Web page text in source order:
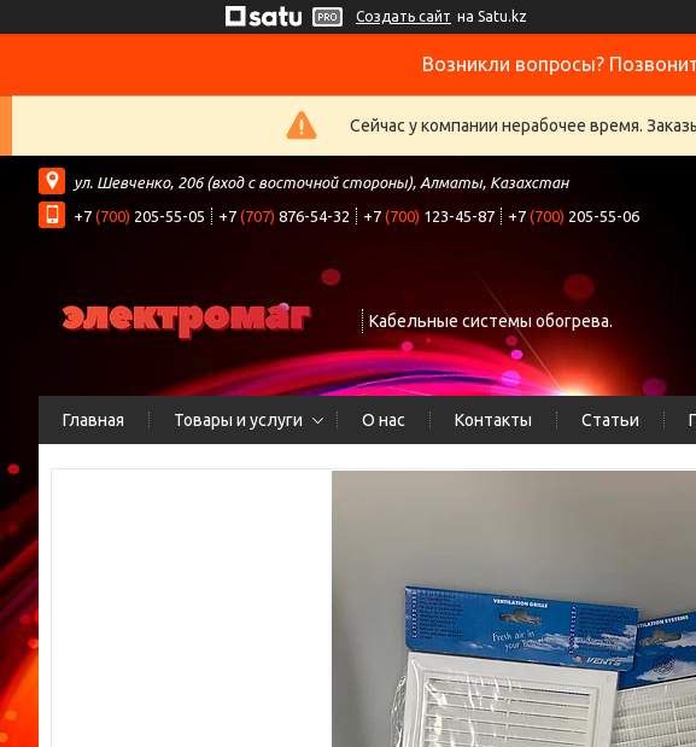
Создать сайт на Satu.kz
Возникли вопросы?
Сейчас у компании нерабочее время.
ул. Шевченко, 206 (вход с восточной стороны), Алматы, Казахстан
+7 (700) 205-55-05 +7 (707) 876-54-32 +7 (700) 123-45-87 +7 (700) 205-55-06
Кабельные системы обогрева.
Главная Товары и услуги О нас Контакты Статьи